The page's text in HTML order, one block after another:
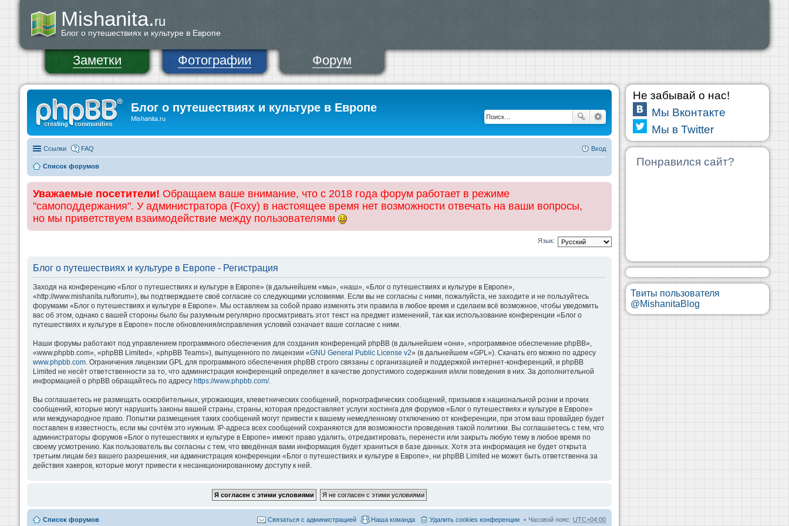
Mishanita.ru
Блог о путешествиях и культуре в Европе
Заметки Фотографии Форум
Блог о путешествиях и культуре в Европе
Mishanita.ru
Ссылки FAQ Вход
Список форумов
Уважаемые посетители! Обращаем ваше внимание, что с 2018 года форум работает в режиме
"самоподдержания". У администратора (Foxy) в настоящее время нет возможности отвечать на ваши вопросы,
но мы приветствуем взаимодействие между пользователями
Язык:
Блог о путешествиях и культуре в Европе - Регистрация
Заходя на конференцию «Блог о путешествиях и культуре в Европе» (в дальнейшем «мы», «наш», «Блог о путешествиях и культуре в Европе»,
«http://www.mishanita.ru/forum»), вы подтверждаете своё согласие со следующими условиями. Если вы не согласны с ними, пожалуйста, не заходите и не пользуйтесь
форумами «Блог о путешествиях и культуре в Европе». Мы оставляем за собой право изменять эти правила в любое время и сделаем всё возможное, чтобы уведомить
вас об этом, однако с вашей стороны было бы разумным регулярно просматривать этот текст на предмет изменений, так как использование конференции «Блог о
путешествиях и культуре в Европе» после обновления/исправления условий означает ваше согласие с ними.
Наши форумы работают под управлением программного обеспечения для создания конференций phpBB (в дальнейшем «они», «программное обеспечение phpBB»,
«www.phpbb.com», «phpBB Limited», «phpBB Teams»), выпущенного по лицензии «GNU General Public License v2» (в дальнейшем «GPL»). Скачать его можно по адресу
www.phpbb.com. Ограничения лицензии GPL для программного обеспечения phpBB строго связаны с организацией и поддержкой интернет-конференций, и phpBB
Limited не несёт ответственности за то, что администрация конференций определяет в качестве допустимого содержания и/или поведения в них. За дополнительной
информацией о phpBB обращайтесь по адресу https://www.phpbb.com/.
Вы соглашаетесь не размещать оскорбительных, угрожающих, клеветнических сообщений, порнографических сообщений, призывов к национальной розни и прочих
сообщений, которые могут нарушить законы вашей страны, страны, которая предоставляет услуги хостинга для форумов «Блог о путешествиях и культуре в Европе»
или международное право. Попытки размещения таких сообщений могут привести к вашему немедленному отключению от конференции, при этом ваш провайдер будет
поставлен в известность, если мы сочтём это нужным. IP-адреса всех сообщений сохраняются для возможности проведения такой политики. Вы соглашаетесь с тем, что
администраторы форумов «Блог о путешествиях и культуре в Европе» имеют право удалить, отредактировать, перенести или закрыть любую тему в любое время по
своему усмотрению. Как пользователь вы согласны с тем, что введённая вами информация будет храниться в базе данных. Хотя эта информация не будет открыта
третьим лицам без вашего разрешения, ни администрация конференции «Блог о путешествиях и культуре в Европе», ни phpBB Limited не может быть ответственна за
действия хакеров, которые могут привести к несанкционированному доступу к ней.
Список форумов Часовой пояс: UTC+04:00
Удалить cookies конференции
Наша команда
Связаться с администрацией
Не забывай о нас!
Мы Вконтакте
Мы в Twitter
Понравился сайт?
Твиты пользователя
@MishanitaBlog